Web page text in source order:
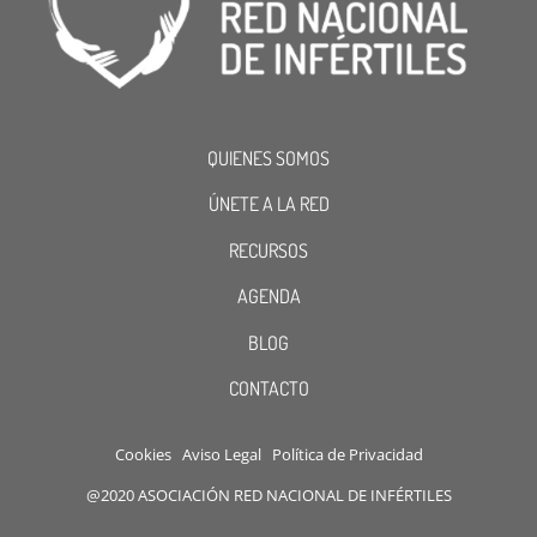
QUIENES SOMOS
ÚNETE A LA RED
RECURSOS
AGENDA
BLOG
CONTACTO
Cookies Aviso Legal Política de Privacidad
@2020 ASOCIACIÓN RED NACIONAL DE INFÉRTILES